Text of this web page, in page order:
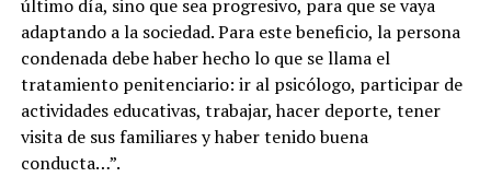
último día, sino que sea progresivo, para que se vaya
adaptando a la sociedad. Para este beneficio, la persona
condenada debe haber hecho lo que se llama el
tratamiento penitenciario: ir al psicólogo, participar de
actividades educativas, trabajar, hacer deporte, tener
visita de sus familiares y haber tenido buena
conducta…”.